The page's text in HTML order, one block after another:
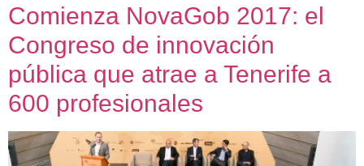
Comienza NovaGob 2017: el
Congreso de innovación
pública que atrae a Tenerife a
600 profesionales